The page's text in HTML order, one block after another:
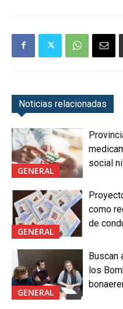
Noticias relacionadas
GENERAL
social
GENERAL
como
de
GENERAL
Buscan
los